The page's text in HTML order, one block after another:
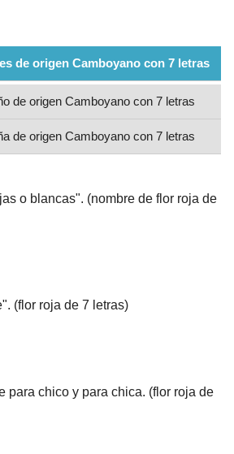
de origen Camboyano con 7 letras
de origen Camboyano con 7 letras
de origen Camboyano con 7 letras
o blancas". (nombre de flor roja de
(flor roja de 7 letras)
para chico y para chica. (flor roja de